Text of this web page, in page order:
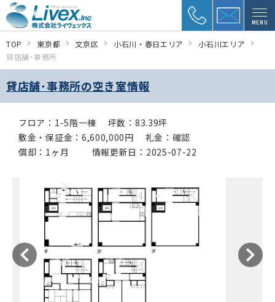
MENU
TOP 東京都 文京区 小石川・春日エリア
小石川エリア
貸店舗･事務所
貸店舗･事務所の空き室情報
フロア：1-5階一棟
坪数：83.39坪
敷金・保証金：6,600,000円
礼金：確認
償却：1ヶ月
情報更新日：2025-07-22